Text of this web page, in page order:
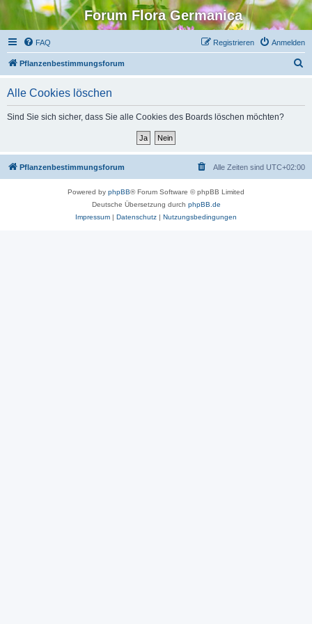
Forum Flora Germanica
FAQ Anmelden
Registrieren
Pflanzenbestimmungsforum
Alle Cookies löschen
Sind Sie sich sicher, dass Sie alle Cookies des Boards löschen möchten?
Pflanzenbestimmungsforum Alle Zeiten sind UTC+02:00
Powered by phpBB® Forum Software © phpBB Limited
Deutsche Übersetzung durch phpBB.de
Impressum | Datenschutz | Nutzungsbedingungen